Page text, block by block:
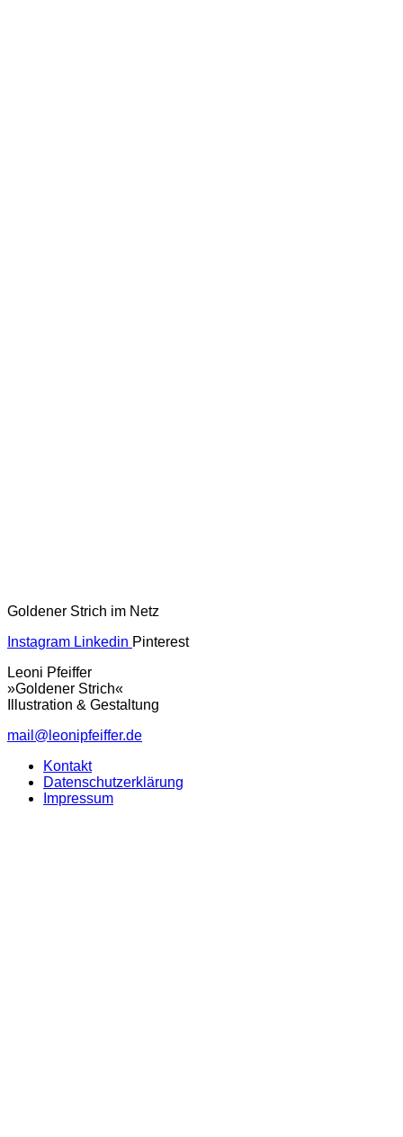
Goldener Strich im Netz
Instagram Linkedin Pinterest
Leoni Pfeiffer
»Goldener Strich«
Illustration & Gestaltung
mail@leonipfeiffer.de
Kontakt
Datenschutzerklärung
Impressum